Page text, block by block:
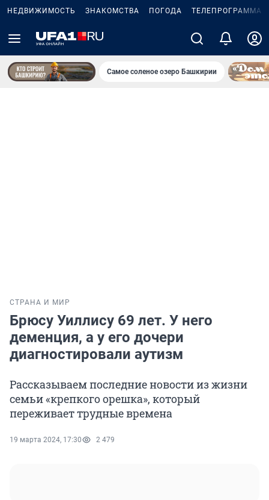
НЕДВИЖИМОСТЬ ЗНАКОМСТВА ПОГОДА ТЕЛЕПРОГРАММА
Самое соленое озеро Башкирии
СТРАНА И МИР
Брюсу Уиллису 69 лет. У него
деменция, а у его дочери
диагностировали аутизм
Рассказываем последние новости из жизни
семьи «крепкого орешка», который
переживает трудные времена
19 марта 2024, 17:30 2 479